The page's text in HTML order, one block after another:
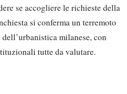
se accogliere le richieste della
si conferma un terremoto
milanese, con
tutte da valutare.